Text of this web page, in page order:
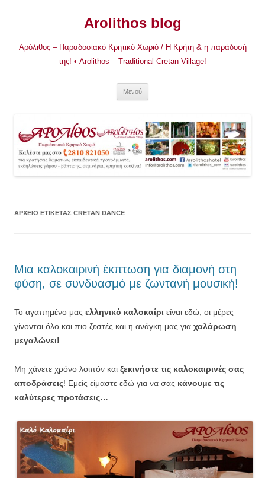
Arolithos blog
Αρόλιθος – Παραδοσιακό Κρητικό Χωριό / Η Κρήτη & η παράδοσή
της! • Arolithos – Traditional Cretan Village!
Μενού
ΑΡΧΕΊΟ ΕΤΙΚΈΤΑΣ CRETAN DANCE
Μια καλοκαιρινή έκπτωση για διαμονή στη
φύση, σε συνδυασμό με ζωντανή μουσική!
Το αγαπημένο μας ελληνικό καλοκαίρι είναι εδώ, οι μέρες
γίνονται όλο και πιο ζεστές και η ανάγκη μας για χαλάρωση
μεγαλώνει!
Μη χάνετε χρόνο λοιπόν και ξεκινήστε τις καλοκαιρινές σας
αποδράσεις! Εμείς είμαστε εδώ για να σας κάνουμε τις
καλύτερες προτάσεις…